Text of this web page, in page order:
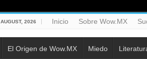
2026 Inicio Sobre Wow.MX
El Origen de Wow.MX Miedo